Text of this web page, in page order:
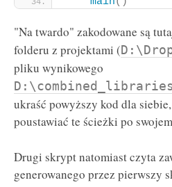
"Na twardo" zakodowane są
folderu z projektami (
pliku wynikowego
ukraść powyższy kod dla
poustawiać te ścieżki po
Drugi skrypt natomiast czyta
generowanego przez pierwszy